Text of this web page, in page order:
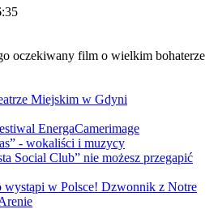
oczekiwany film o wielkim bohaterze
Miejskim w Gdyni
EnergaCamerimage
- wokaliści i muzycy
Social Club” nie możesz przegapić
w Polsce! Dzwonnik z Notre